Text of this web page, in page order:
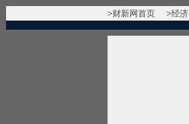
财新网首页 经济